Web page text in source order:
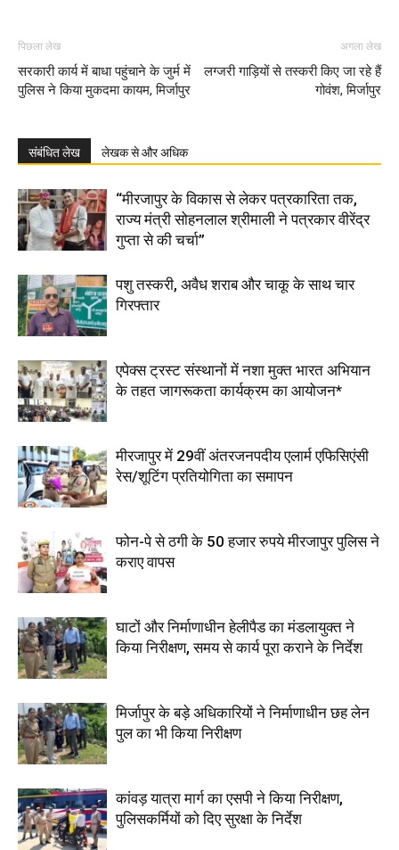
पिछला लेख
सरकारी कार्य में बाधा पहुंचाने के जुर्म में
पुलिस ने किया मुकदमा कायम, मिर्जापुर
अगला लेख
लग्जरी गाड़ियों से तस्करी किए जा रहे हैं
गोवंश, मिर्जापुर
संबंधित लेख लेखक से और अधिक
“मीरजापुर के विकास से लेकर पत्रकारिता तक,
राज्य मंत्री सोहनलाल श्रीमाली ने पत्रकार वीरेंद्र
गुप्ता से की चर्चा”
पशु तस्करी, अवैध शराब और चाकू के साथ चार
गिरफ्तार
एपेक्स ट्रस्ट संस्थानों में नशा मुक्त भारत अभियान
के तहत जागरूकता कार्यक्रम का आयोजन*
मीरजापुर में 29वीं अंतरजनपदीय एलार्म एफिसिएंसी
रेस/शूटिंग प्रतियोगिता का समापन
फोन-पे से ठगी के 50 हजार रुपये मीरजापुर पुलिस ने
कराए वापस
घाटों और निर्माणाधीन हेलीपैड का मंडलायुक्त ने
किया निरीक्षण, समय से कार्य पूरा कराने के निर्देश
मिर्जापुर के बड़े अधिकारियों ने निर्माणाधीन छह लेन
पुल का भी किया निरीक्षण
कांवड़ यात्रा मार्ग का एसपी ने किया निरीक्षण,
पुलिसकर्मियों को दिए सुरक्षा के निर्देश